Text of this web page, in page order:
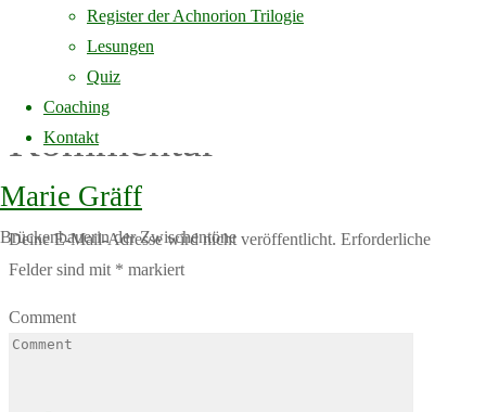
Register der Achnorion Trilogie
Lesungen
Quiz
Coaching
Kontakt
Marie Gräff
Brückenbauerin der Zwischentöne
Schreibe einen
Kommentar
Deine E-Mail-Adresse wird nicht veröffentlicht. Erforderliche
Felder sind mit * markiert
Comment